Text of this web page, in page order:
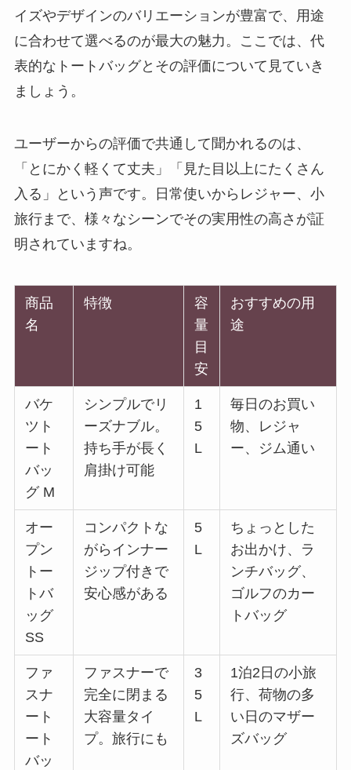
イズやデザインのバリエーションが豊富で、用途
に合わせて選べるのが最大の魅力。ここでは、代
表的なトートバッグとその評価について見ていき
ましょう。
ユーザーからの評価で共通して聞かれるのは、
「とにかく軽くて丈夫」「見た目以上にたくさん
入る」という声です。日常使いからレジャー、小
旅行まで、様々なシーンでその実用性の高さが証
明されていますね。
商品
名
特徴
容
量
目
安
おすすめの用
途
バケ
ツト
ート
バッ
グ M
シンプルでリ
ーズナブル。
持ち手が長く
肩掛け可能
1
5
L
毎日のお買い
物、レジャ
ー、ジム通い
オー
プン
トー
トバ
ッグ
SS
コンパクトな
がらインナー
ジップ付きで
安心感がある
5
L
ちょっとした
お出かけ、ラ
ンチバッグ、
ゴルフのカー
トバッグ
ファ
スナ
ート
ート
バッ
ファスナーで
完全に閉まる
大容量タイ
プ。旅行にも
3
5
L
1泊2日の小旅
行、荷物の多
い日のマザー
ズバッグ